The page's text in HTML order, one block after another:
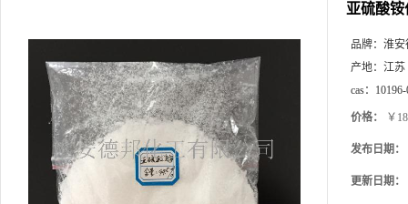
亚硫酸铵
品牌： 淮安
产地： 江苏
cas：
价格： ￥
发布日期：
更新日期：